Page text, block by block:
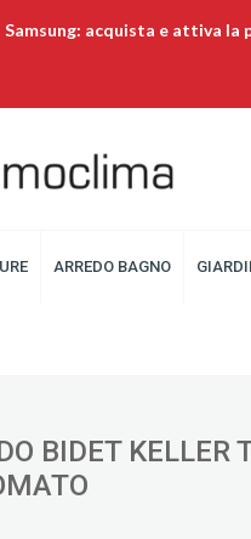
acquista e attiva la
ARREDO BAGNO
BIDET KELLER